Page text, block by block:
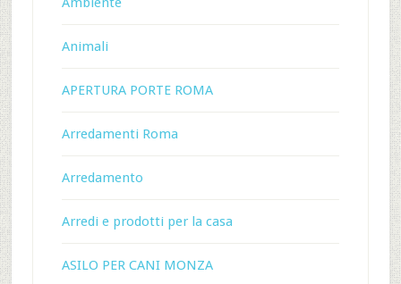
Animali
APERTURA PORTE ROMA
Arredamenti Roma
Arredamento
Arredi e prodotti per la casa
ASILO PER CANI MONZA